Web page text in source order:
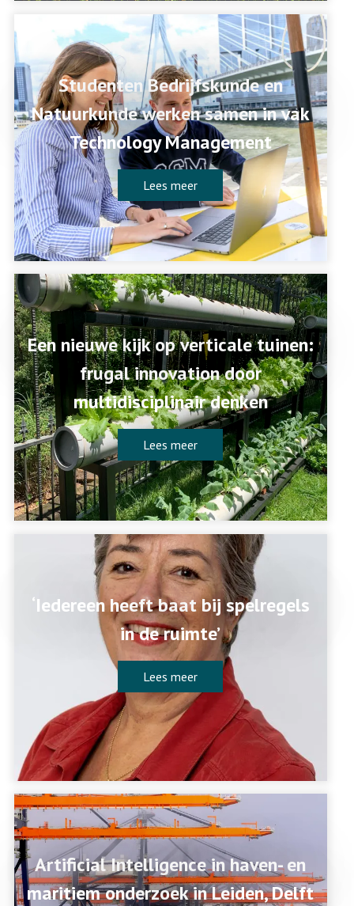
Studenten Bedrijfskunde en
Natuurkunde werken samen in vak
Technology Management
Lees meer
Een nieuwe kijk op verticale tuinen:
frugal innovation door
multidisciplinair denken
Lees meer
‘Iedereen heeft baat bij spelregels
in de ruimte’
Lees meer
Artificial Intelligence in haven- en
maritiem onderzoek in Leiden, Delft